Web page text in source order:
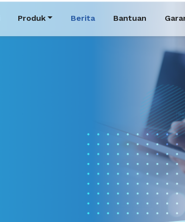
Produk Berita Bantuan